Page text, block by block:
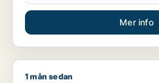
Mer info
Milla söker butik eller klinik för
1 mån sedan